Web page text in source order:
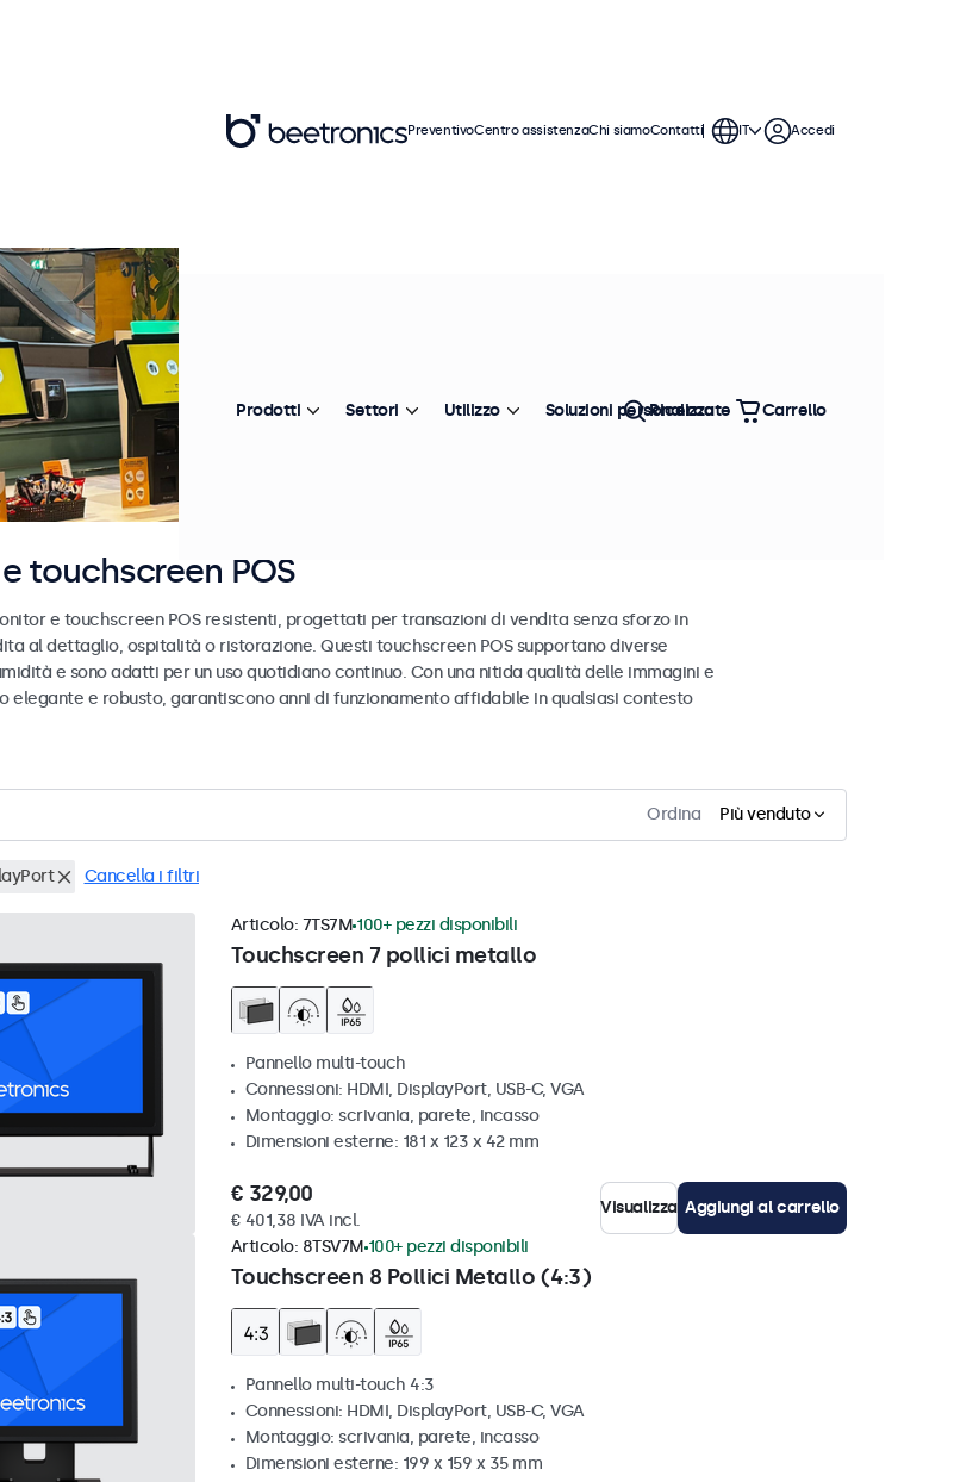
touchscreen POS
e touchscreen POS resistenti, progettati per transazioni di vendita senza sforzo in
al dettaglio, ospitalità o ristorazione. Questi touchscreen POS supportano diverse
e sono adatti per un uso quotidiano continuo. Con una nitida qualità delle immagini e
elegante e robusto, garantiscono anni di funzionamento affidabile in qualsiasi contesto
Ordina Più venduto
Cancella i filtri
Touchscreen 7 pollici metallo
Articolo: 7TS7M 100+ pezzi disponibili
Pannello multi-touch
Connessioni: HDMI, DisplayPort, USB-C, VGA
Montaggio: scrivania, parete, incasso
Dimensioni esterne: 181 x 123 x 42 mm
€ 329,00
€ 401,38 IVA incl.
Visualizza Aggiungi al carrello
Touchscreen 8 Pollici Metallo (4:3)
Articolo: 8TSV7M 100+ pezzi disponibili
Pannello multi-touch 4:3
Connessioni: HDMI, DisplayPort, USB-C, VGA
Montaggio: scrivania, parete, incasso
Dimensioni esterne: 199 x 159 x 35 mm
PreventivoCentro assistenzaChi siamoContatti IT Accedi
Prodotti Settori Utilizzo Soluzioni personalizzate
Ricerca Carrello